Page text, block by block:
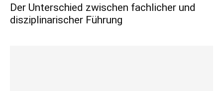
Der Unterschied zwischen fachlicher und
disziplinarischer Führung